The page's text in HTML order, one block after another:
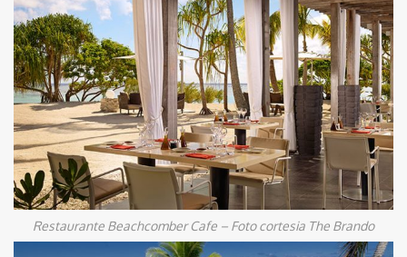
Restaurante Beachcomber Cafe – Foto cortesia The Brando